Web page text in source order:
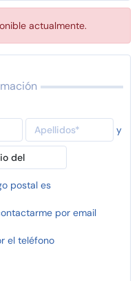
actualmente.
y
postal es
por email
el teléfono